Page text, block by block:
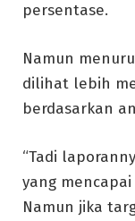
persentase.
Namun
dilihat lebih
berdasarkan
“Tadi
yang
Namun jika